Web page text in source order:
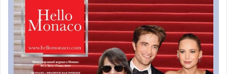
30-й выпуск Яхт-шоу Монако в